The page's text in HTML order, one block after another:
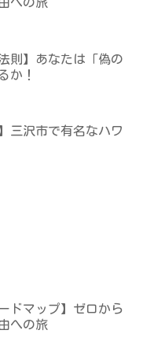
への旅
則】あなたは「偽の
か！
三沢市で有名なハワ
ドマップ】ゼロから
への旅